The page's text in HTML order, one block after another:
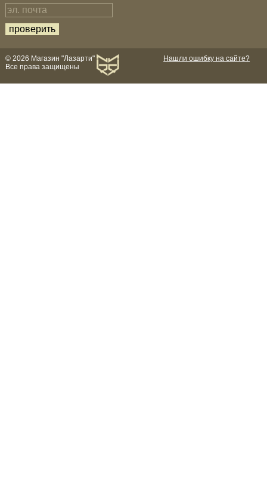
Нашли ошибку на сайте?
© 2026 Магазин "Лазарти"
Все права защищены